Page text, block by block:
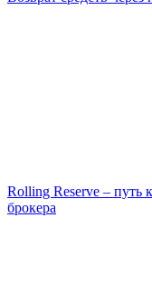
Rolling Reserve – путь
брокера